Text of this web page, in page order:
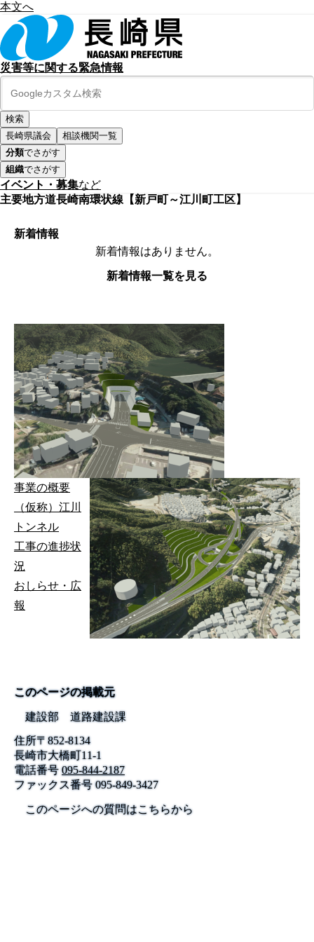
本文へ
災害等に関する緊急情報
長崎県議会
相談機関一覧
分類でさがす
組織でさがす
イベント・募集など
主要地方道長崎南環状線【新戸町～江川町工区】
新着情報
新着情報はありません。
新着情報一覧を見る
事業の概要
（仮称）江川
トンネル
工事の進捗状
況
おしらせ・広
報
このページの掲載元
建設部 道路建設課
住所〒852-8134
長崎市大橋町11-1
電話番号 095-844-2187
ファックス番号095-849-3427
このページへの質問はこちらから